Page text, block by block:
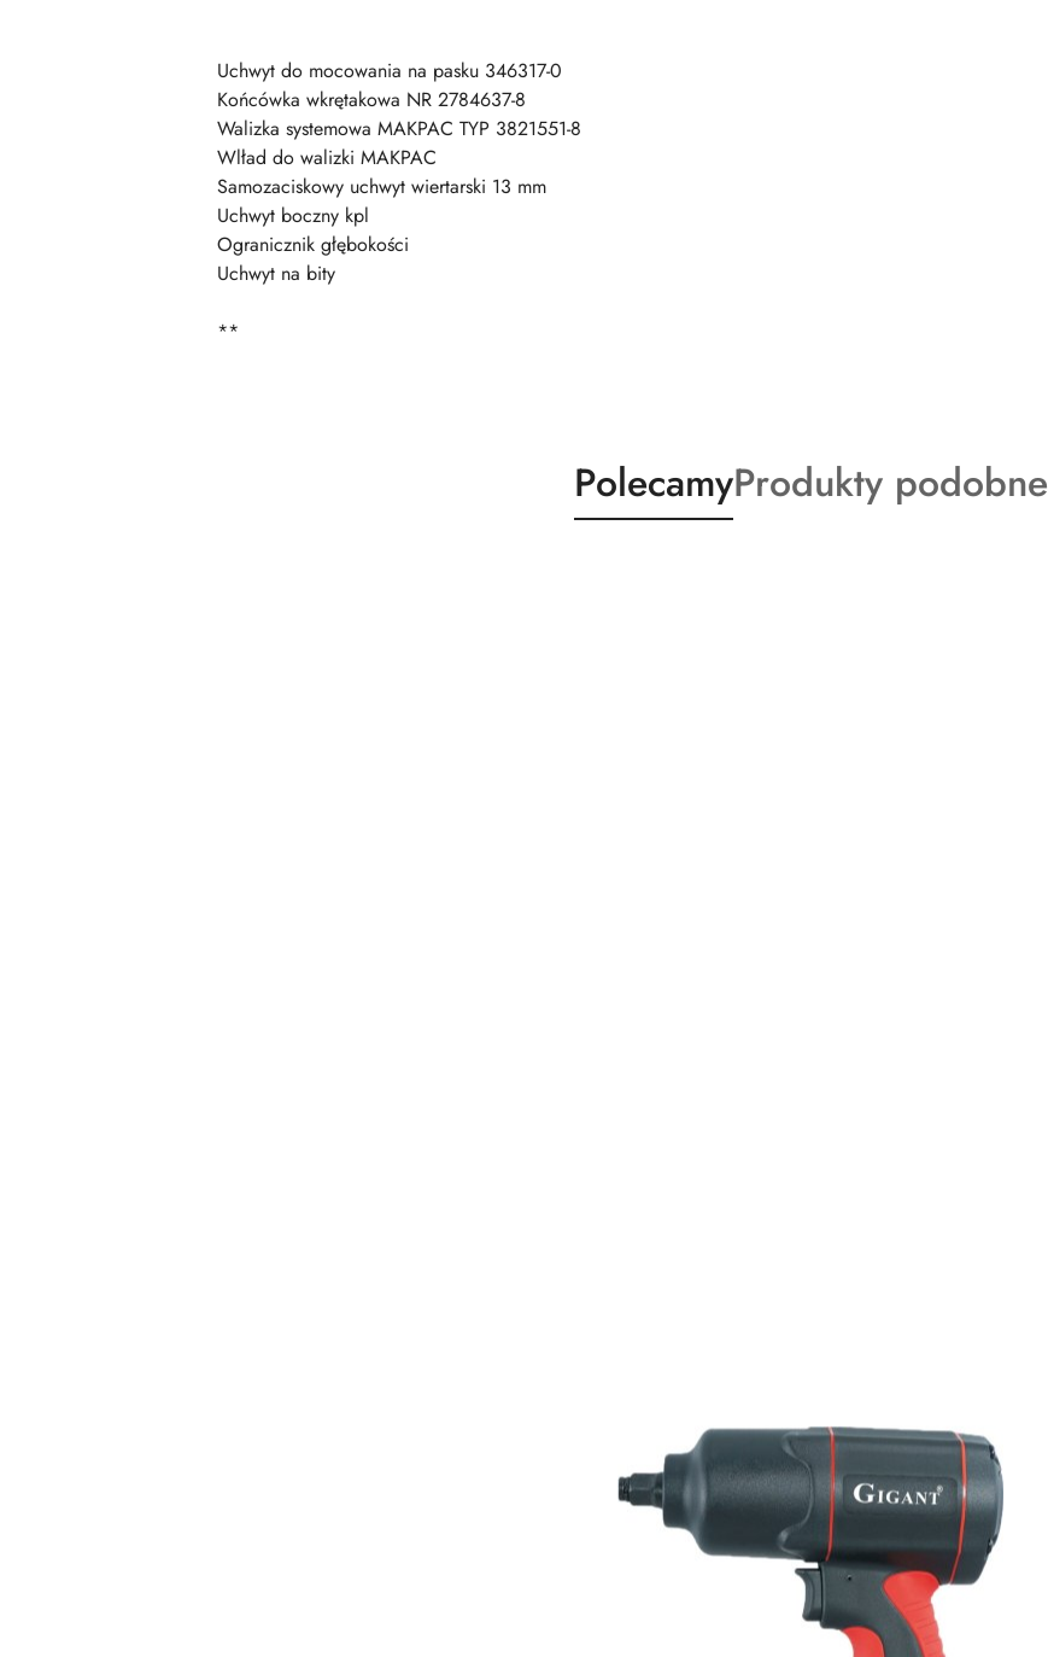
Uchwyt do mocowania na pasku 346317-0
Końcówka wkrętakowa NR 2784637-8
Walizka systemowa MAKPAC TYP 3821551-8
Wlład do walizki MAKPAC
Samozaciskowy uchwyt wiertarski 13 mm
Uchwyt boczny kpl
Ogranicznik głębokości
Uchwyt na bity
**
Produkty
o
PolecamyProdukty
o
Produkty podobne